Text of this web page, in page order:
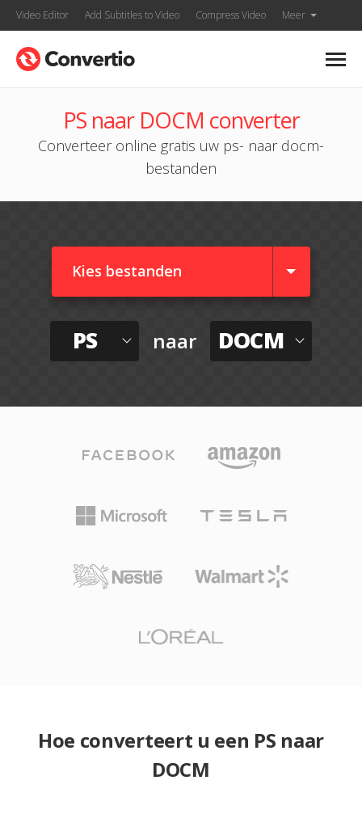
Video Editor Add Subtitles to Video Compress Video Meer
PS naar DOCM converter
Converteer online gratis uw ps- naar docm-
bestanden
Kies bestanden
PS naar DOCM
Hoe converteert u een PS naar
DOCM